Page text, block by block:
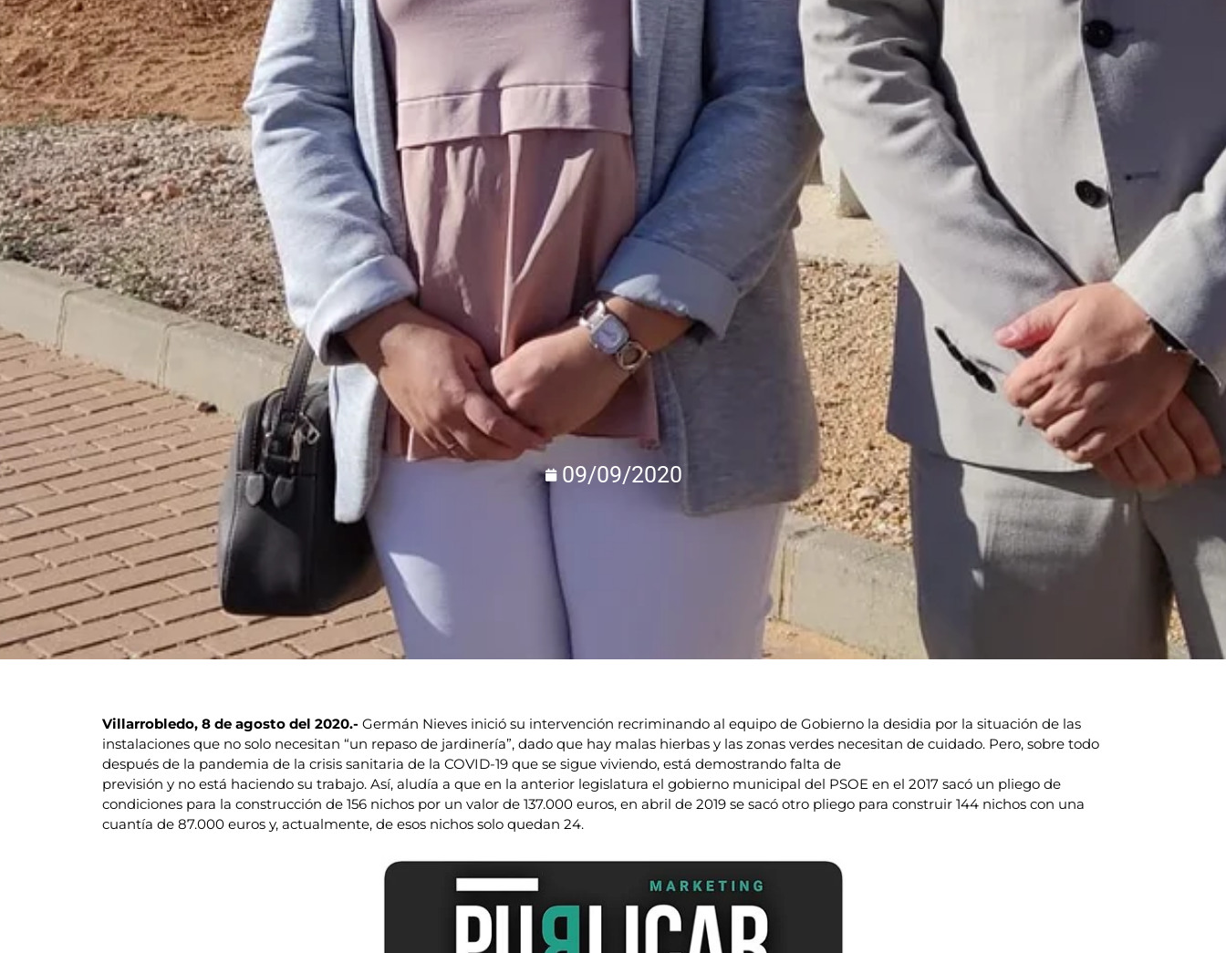
09/09/2020
Villarrobledo, 8 de agosto del 2020.- Germán Nieves inició su intervención recriminando al equipo de Gobierno la desidia por la situación de las
instalaciones que no solo necesitan “un repaso de jardinería”, dado que hay malas hierbas y las zonas verdes necesitan de cuidado. Pero, sobre todo
después de la pandemia de la crisis sanitaria de la COVID-19 que se sigue viviendo, está demostrando falta de
previsión y no está haciendo su trabajo. Así, aludía a que en la anterior legislatura el gobierno municipal del PSOE en el 2017 sacó un pliego de
condiciones para la construcción de 156 nichos por un valor de 137.000 euros, en abril de 2019 se sacó otro pliego para construir 144 nichos con una
cuantía de 87.000 euros y, actualmente, de esos nichos solo quedan 24.